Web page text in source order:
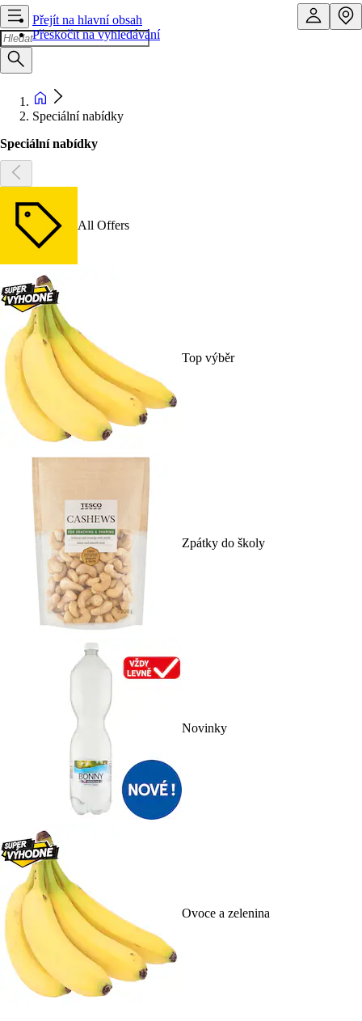
Přejít na hlavní obsah
Přeskočit na vyhledávání
Speciální nabídky
Speciální nabídky
All Offers
Top výběr
Zpátky do školy
Novinky
Ovoce a zelenina